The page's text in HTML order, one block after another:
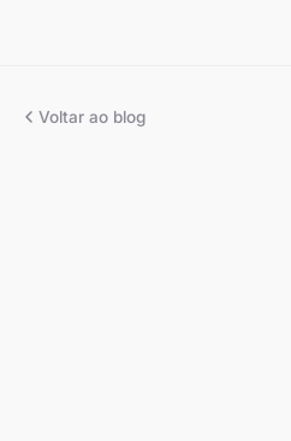
Voltar ao blog